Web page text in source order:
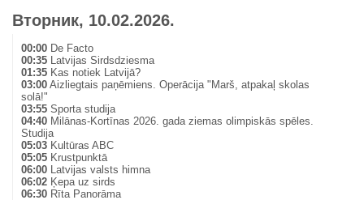
Вторник, 10.02.2026.
00:00 De Facto
00:35 Latvijas Sirdsdziesma
01:35 Kas notiek Latvijā?
03:00 Aizliegtais paņēmiens. Operācija "Marš, atpakaļ skolas
solā!"
03:55 Sporta studija
04:40 Milānas-Kortīnas 2026. gada ziemas olimpiskās spēles.
Studija
05:03 Kultūras ABC
05:05 Krustpunktā
06:00 Latvijas valsts himna
06:02 Ķepa uz sirds
06:30 Rīta Panorāma